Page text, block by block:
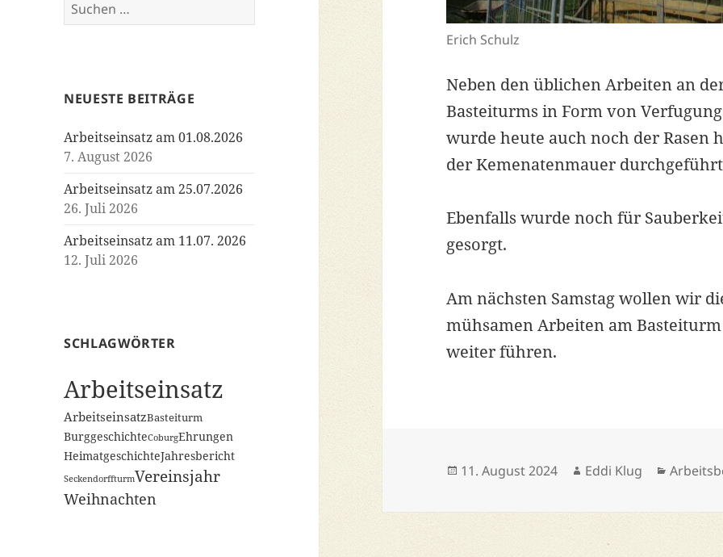
nach:
NEUESTE BEITRÄGE
Arbeitseinsatz am 01.08.2026
7. August 2026
Arbeitseinsatz am 25.07.2026
26. Juli 2026
Arbeitseinsatz am 11.07. 2026
12. Juli 2026
SCHLAGWÖRTER
Arbeitseinsatz
ArbeitseinsatzBasteiturm
BurggeschichteCoburgEhrungen
HeimatgeschichteJahresbericht
SeckendorffturmVereinsjahr
Weihnachten
Erich Schulz
Neben den üblichen Arbeiten an
Basteiturms in Form von
wurde heute auch noch der Rasen
der Kemenatenmauer
Ebenfalls wurde noch für
gesorgt.
Am nächsten Samstag wollen wir
mühsamen Arbeiten am
weiter führen.
Veröffentlicht
11. August 2024 Autor
Eddi Klug